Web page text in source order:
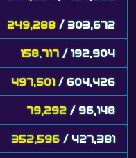
249,288 / 303,672
158,717 / 192,904
497,501 / 604,426
79,292 / 96,148
352,596 / 427,381